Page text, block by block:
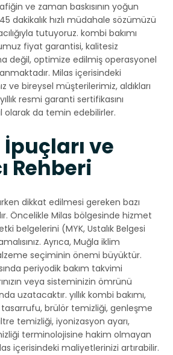
ve zaman baskısının yoğun
dakikalık hızlı müdahale sözümüzü
tutuyoruz. kombi bakımı
fiyat garantisi, kalitesiz
değil, optimize edilmiş operasyonel
Milas içerisindeki
ve bireysel müşterilerimiz, aldıkları
resmi garanti sertifikasını
da temin edebilirler.
ve
Rehberi
dikkat edilmesi gereken bazı
Öncelikle Milas bölgesinde hizmet
belgelerini (MYK, Ustalık Belgesi
Ayrıca, Muğla iklim
seçiminin önemi büyüktür.
periyodik bakım takvimi
veya sisteminizin ömrünü
uzatacaktır. yıllık kombi bakımı,
tasarrufu, brülör temizliği, genleşme
temizliği, iyonizasyon ayarı,
terminolojisine hakim olmayan
içerisindeki maliyetlerinizi artırabilir.